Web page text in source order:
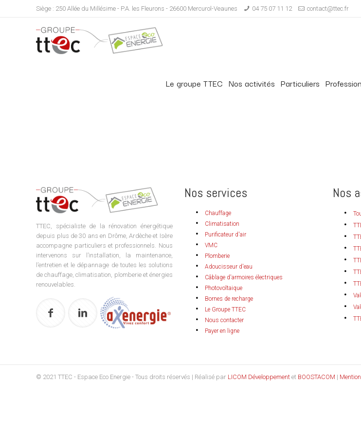
Siège : 250 Allée du Millésime - P.A. les Fleurons - 26600 Mercurol-Veaunes 04 75 07 11 12 contact@ttec.fr
Le groupe TTEC Nos activités Particuliers
TTEC, spécialiste de la rénovation énergétique
depuis plus de 30 ans en Drôme, Ardèche et Isère
accompagne particuliers et professionnels. Nous
intervenons sur l’installation, la maintenance,
l’entretien et le dépannage de toutes les solutions
de chauffage, climatisation, plomberie et énergies
renouvelables.
Nos services
Chauffage
Climatisation
Purificateur d'air
VMC
Plomberie
Adoucisseur d'eau
Câblage d'armoires électriques
Photovoltaique
Bornes de recharge
Le Groupe TTEC
Nous contacter
Payer en ligne
Nos
© 2021 TTEC - Espace Eco Energie - Tous droits réservés | Réalisé par LICOM Développement et BOOSTACOM |